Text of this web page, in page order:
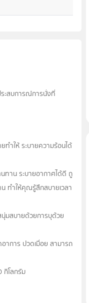
ะสบการณ์การนั่งที่
ำให้ ระบายความร้อนได้
ทาน ระบายอากาศได้ดี ถู
น ทำให้คุณรู้สึกสบายเวลา
มสบายด้วยการบุด้วย
การ ปวดเมื่อย สามารถ
กิโลกรัม